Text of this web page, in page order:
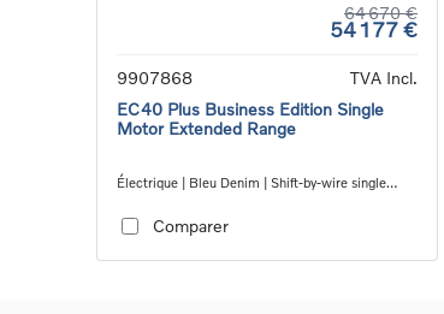
64 670 €
54 177 €
9907868
TVA Incl.
EC40 Plus Business Edition Single
Motor Extended Range
Électrique | Bleu Denim | Shift-by-wire single
Comparer